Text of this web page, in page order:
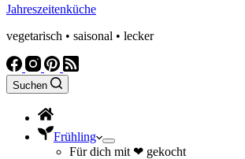
Jahreszeitenküche
vegetarisch • saisonal • lecker
Suchen
Frühling
Für dich mit ❤ gekocht